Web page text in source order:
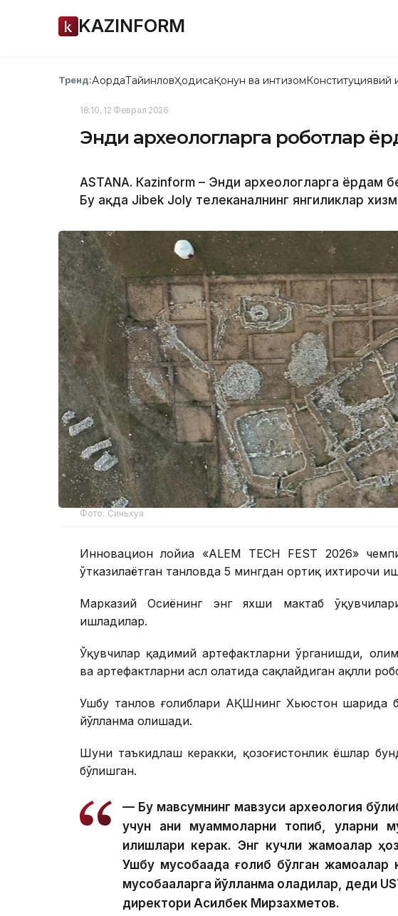
KAZINFORM
Тренд:АқордаТайинловҲодисаҚонун ва интизомКонституциявий
18:10, 12 Феврал 2026
Энди археологларга роботлар
ASTANА. Кazinform – Энди археологларга ёрдам
Бу ҳақда Jibek Joly телеканалнинг янгиликлар
Фото: Синьхуа
Инновацион лойиҳа «ALEM TECH FEST 2026»
ўтказилаётган танловда 5 мингдан ортиқ ихтирочи
Марказий Осиёнинг энг яхши мактаб
ишладилар.
Ўқувчилар қадимий артефактларни ўрганишди,
ва артефактларни асл ҳолатида сақлайдиган ақлли
Ушбу танлов ғолиблари АҚШнинг Хьюстон шаҳрида
йўлланма олишади.
Шуни таъкидлаш керакки, қозоғистонлик ёшлар
бўлишган.
— Бу мавсумнинг мавзуси археология
учун аниқ муаммоларни топиб, уларни
қилишлари керак. Энг кучли жамоалар
Ушбу мусобақада ғолиб бўлган жамоалар
мусобақаларга йўлланма оладилар, деди
директори Асилбек Мирзахметов.